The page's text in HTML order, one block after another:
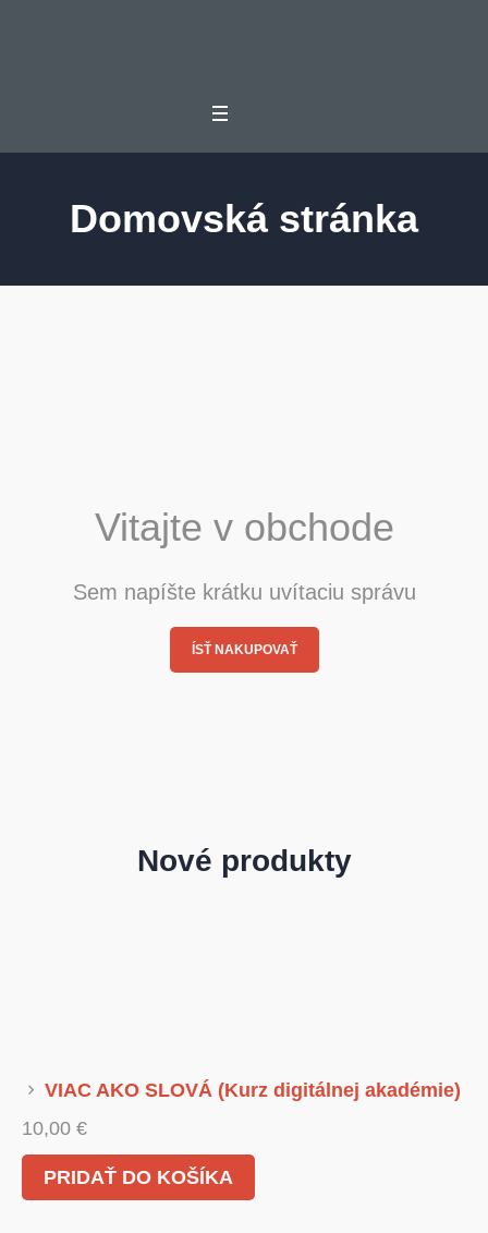
Domovská stránka
Vitajte v obchode
Sem napíšte krátku uvítaciu správu
ÍSŤ NAKUPOVAŤ
Nové produkty
VIAC AKO SLOVÁ (Kurz digitálnej akadémie)
10,00 €
PRIDAŤ DO KOŠÍKA